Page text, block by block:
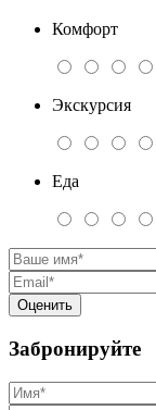
Комфорт
Экскурсия
Еда
Оценить
Забронируйте